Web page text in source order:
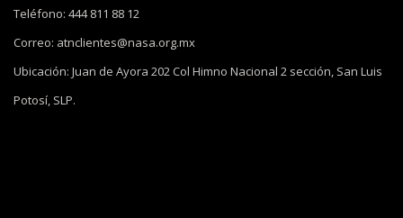
Teléfono: 444 811 88 12
Correo: atnclientes@nasa.org.mx
Ubicación: Juan de Ayora 202 Col Himno Nacional 2 sección, San Luis
Potosí, SLP.